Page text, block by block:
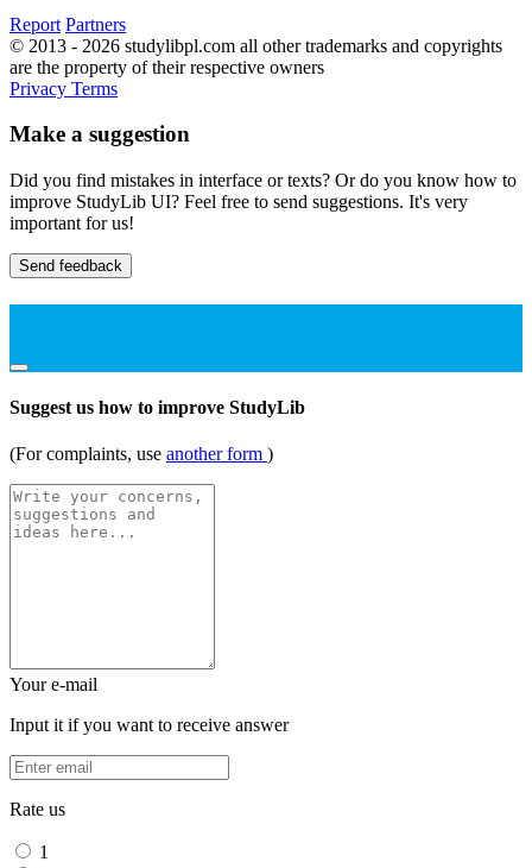
Report Partners
© 2013 - 2026 studylibpl.com all other trademarks and copyrights
are the property of their respective owners
Privacy Terms
Make a suggestion
Did you find mistakes in interface or texts? Or do you know how to
improve StudyLib UI? Feel free to send suggestions. It's very
important for us!
Send feedback
Suggest us how to improve StudyLib
(For complaints, use another form )
Your e-mail
Input it if you want to receive answer
Rate us
1